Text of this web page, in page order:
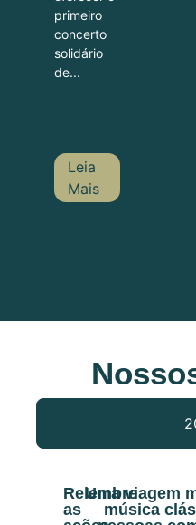
primeiro
concerto
solidário
de...
Leia
Mais
Relembre
as
Uma viagem
música